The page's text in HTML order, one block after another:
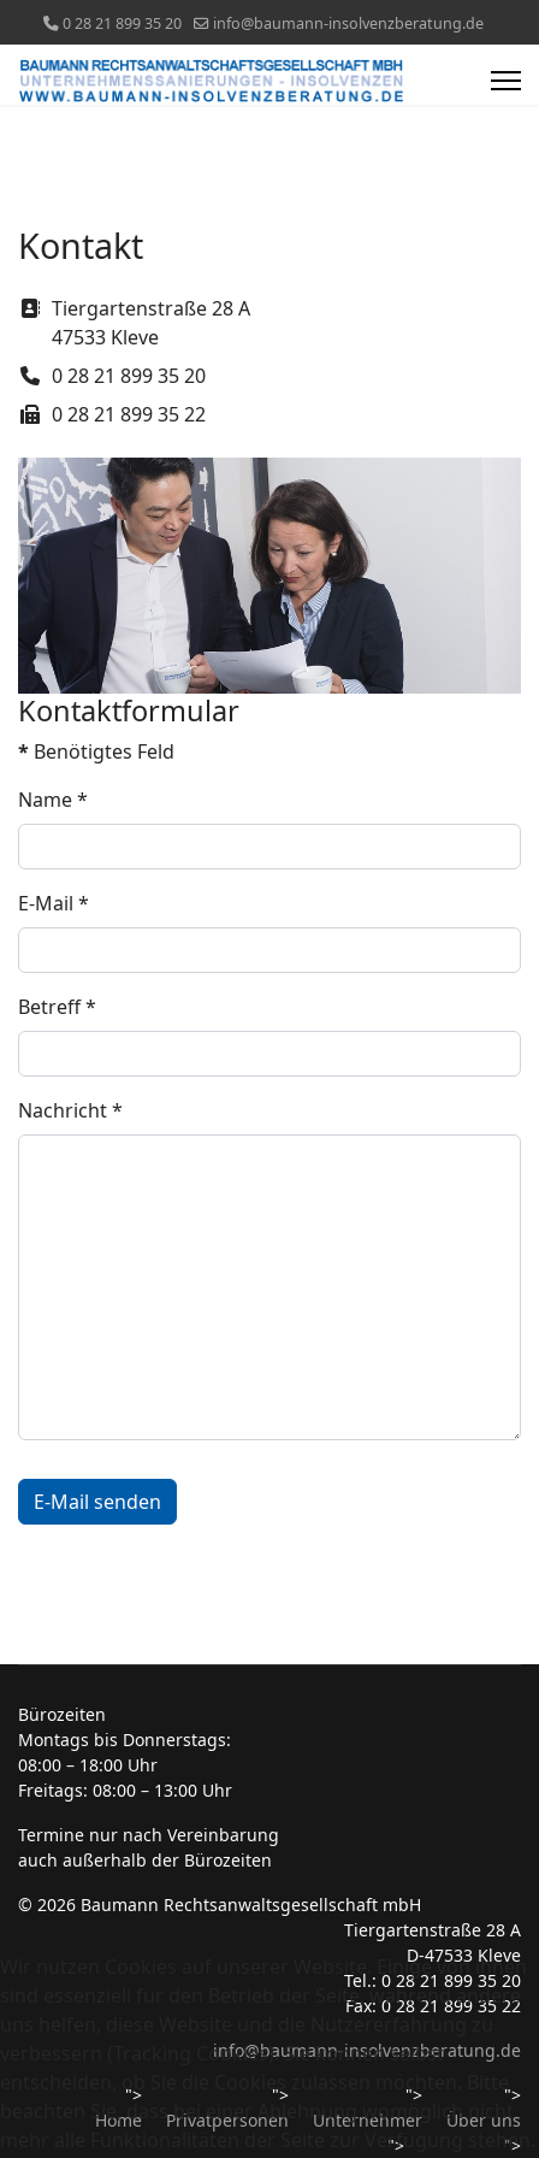
0 28 21 899 35 20 info@baumann-insolvenzberatung.de
Kontakt
Adresse
Tiergartenstraße 28 A
47533 Kleve
Telefon
0 28 21 899 35 20
Fax
0 28 21 899 35 22
Kontaktformular
* Benötigtes Feld
Name*
E-Mail *
Betreff*
Nachricht*
Captcha*
E-Mail senden
Bürozeiten
Montags bis Donnerstags:
08:00 – 18:00 Uhr
Freitags: 08:00 – 13:00 Uhr
Termine nur nach Vereinbarung
auch außerhalb der Bürozeiten
© 2026 Baumann Rechtsanwaltsgesellschaft mbH
Tiergartenstraße 28 A
D-47533 Kleve
Tel.: 0 28 21 899 35 20
Fax: 0 28 21 899 35 22
info@baumann-insolvenzberatung.de
">
Home
">
Privatpersonen
">
Unternehmer
">
Über uns
">
">
Wir nutzen Cookies auf unserer Website. Einige von ihnen
sind essenziell für den Betrieb der Seite, während andere
verbessern (Tracking Cookies). Sie können selbst
beachten Sie, dass bei einer Ablehnung womöglich nicht
mehr alle Funktionalitäten der Seite zur Verfügung stehen.